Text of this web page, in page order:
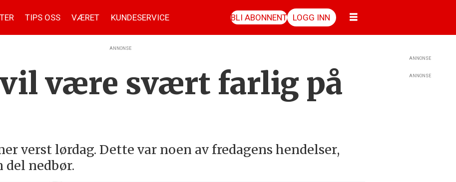
TIPS OSS VÆRET KUNDESERVICE BLI ABONNENT LOGG INN
ANNONSE
være svært farlig på
verst lørdag. Dette var noen av fredagens hendelser,
del nedbør.
ANNONSE
ANNONSE